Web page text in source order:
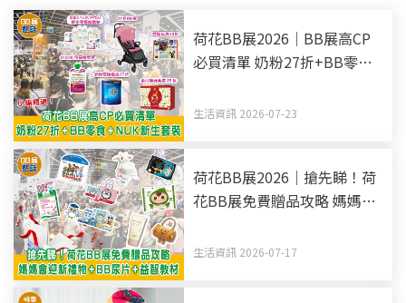
荷花BB展2026｜BB展高CP
必買清單 奶粉27折+BB零食
生活資訊 2026-07-23
荷花BB展2026｜搶先睇！荷
花BB展免費贈品攻略 媽媽會
生活資訊 2026-07-17